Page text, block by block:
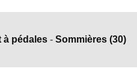
à pédales -Sommières (30)